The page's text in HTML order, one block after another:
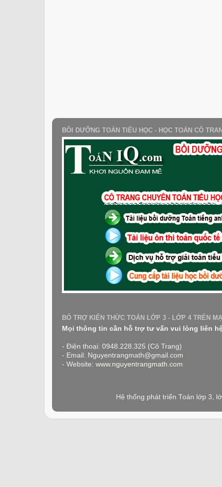
BỒI DƯỠNG TOÁN TIỂU HỌC - HỌC TOÁN CÔ
BỔ TRỢ KIẾN THỨC TOÁN LỚP 3 - LỚP 4 TRÊN
Mọi thông tin cần hỗ trợ tư vấn vui lòng liên
- Điện thoại: 0948.228.325 (Cô Trang)
- Email: Nguyentrangmath@gmail.com
- Website: www.nguyentrangmath.com
Hệ thống phát triển Toán lớp 3,